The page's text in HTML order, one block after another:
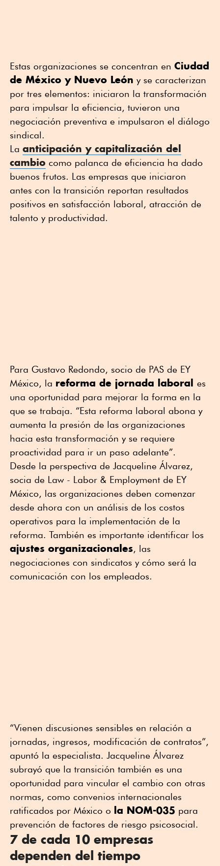
Estas organizaciones se concentran en Ciudad
de México y Nuevo León y se caracterizan
por tres elementos: iniciaron la transformación
para impulsar la eficiencia, tuvieron una
negociación preventiva e impulsaron el diálogo
sindical.
La anticipación y capitalización del
cambio como palanca de eficiencia ha dado
buenos frutos. Las empresas que iniciaron
antes con la transición reportan resultados
positivos en satisfacción laboral, atracción de
talento y productividad.
Para Gustavo Redondo, socio de PAS de EY
México, la reforma de jornada laboral es
una oportunidad para mejorar la forma en la
que se trabaja. “Esta reforma laboral abona y
aumenta la presión de las organizaciones
hacia esta transformación y se requiere
proactividad para ir un paso adelante”.
Desde la perspectiva de Jacqueline Álvarez,
socia de Law - Labor & Employment de EY
México, las organizaciones deben comenzar
desde ahora con un análisis de los costos
operativos para la implementación de la
reforma. También es importante identificar los
ajustes organizacionales, las
negociaciones con sindicatos y cómo será la
comunicación con los empleados.
“Vienen discusiones sensibles en relación a
jornadas, ingresos, modificación de contratos”,
apuntó la especialista. Jacqueline Álvarez
subrayó que la transición también es una
oportunidad para vincular el cambio con otras
normas, como convenios internacionales
ratificados por México o la NOM-035 para
prevención de factores de riesgo psicosocial.
7 de cada 10 empresas
dependen del tiempo